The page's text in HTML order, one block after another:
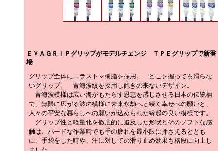
ＥＶＡＧＲＩＰグリップがモデルチェンジ ＴＰＥグリップで新登
場
グリップ全体にエラストマ樹脂を採用。 どこを握っても滑らな
いグリップ。 青海波紋を採用し飽きの来ないデザイン。
青海波模様は広い海がもたらす恩恵を感じさせる日本の伝統柄
で、無限に広がる波の模様に未来永劫へと続く幸せへの願いと、
人々の平安な暮らしへの願いが込められた縁起の良い模様です。
グリップ性と軽量化を徹底的に追及した形状とそのソフトな感
触は、ハードな作業時でも手の疲れを最小限に押さえるととも
に、手袋をした時や、汗に対しての滑り止め効果も格段に向上し